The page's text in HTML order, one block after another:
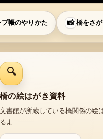
プ帳のやりかた 📸 橋をさが
🔍
橋の絵はがき資料
文書館が所蔵している橋関係の絵
るよ